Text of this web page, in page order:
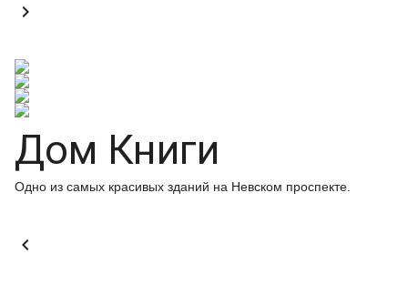

Дом Книги
Одно из самых красивых зданий на Невском проспекте.
